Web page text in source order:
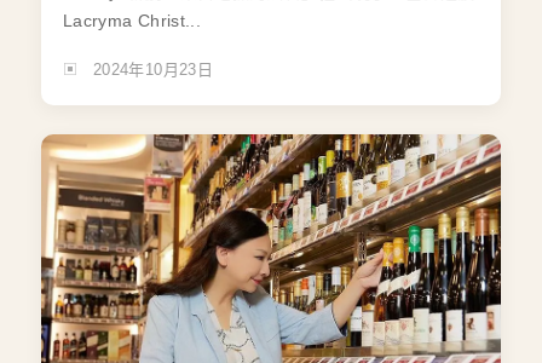
Lacryma Christ...
2024年10月23日